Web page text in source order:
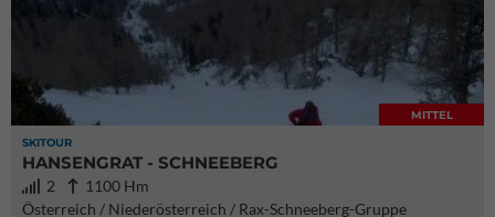
SKITOUR
MITTEL
HANSENGRAT - SCHNEEBERG
2
1100 Hm
Österreich / Niederösterreich / Rax-Schneeberg-Gruppe